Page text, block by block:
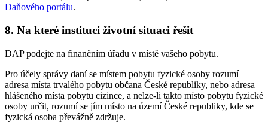
Daňového portálu.
8. Na které instituci životní situaci řešit
DAP podejte na finančním úřadu v místě vašeho pobytu.
Pro účely správy daní se místem pobytu fyzické osoby rozumí
adresa místa trvalého pobytu občana České republiky, nebo adresa
hlášeného místa pobytu cizince, a nelze-li takto místo pobytu fyzické
osoby určit, rozumí se jím místo na území České republiky, kde se
fyzická osoba převážně zdržuje.